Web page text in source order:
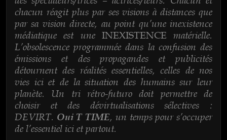
chacun réagit plus par ses visions à distances que
par sa vision directe, au point qu’une inexistence
médiatique est une INEXISTENCE matérielle.
L’obsolescence programmée dans la confusion des
émissions et des propagandes et publicités
détournent des réalités essentielles, celles de nos
vies ici et de la situation des humains sur leur
planète. Un tri rétro-futuro doit permettre de
choisir et des dévirtualisations sélectives :
DEVIRT. Oui T TIME, un temps pour s’occuper
de l’essentiel ici et partout.